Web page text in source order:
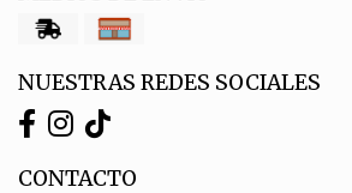
NUESTRAS REDES SOCIALES
CONTACTO